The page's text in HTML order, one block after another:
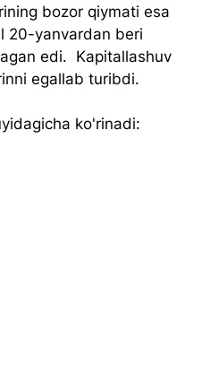
bozor qiymati esa
20-yanvardan beri
edi.  Kapitallashuv
egallab turibdi.
ko'rinadi: